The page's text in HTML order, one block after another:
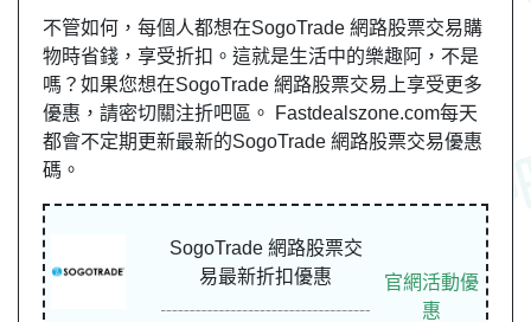
不管如何，每個人都想在SogoTrade 網路股票交易購
物時省錢，享受折扣。這就是生活中的樂趣阿，不是
嗎？如果您想在SogoTrade 網路股票交易上享受更多
優惠，請密切關注折吧區。 Fastdealszone.com每天
都會不定期更新最新的SogoTrade 網路股票交易優惠
碼。
SogoTrade 網路股票交
易最新折扣優惠
官網活動優
惠